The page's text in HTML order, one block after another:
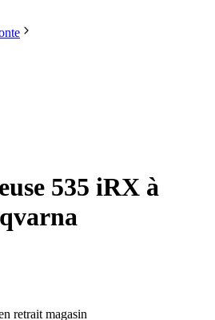
535 iRX à
retrait magasin